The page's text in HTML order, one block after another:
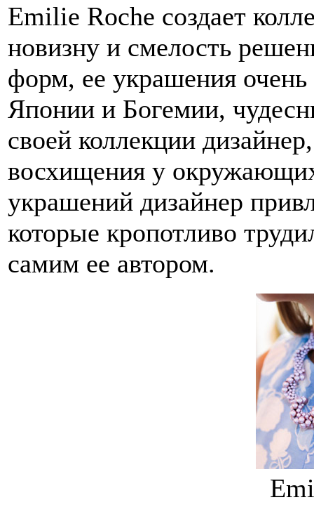
Emilie Roche создает
новизну и смелость
форм, ее украшения
Японии и Богемии,
своей коллекции
восхищения у
украшений дизайнер
которые кропотливо
самим ее автором.